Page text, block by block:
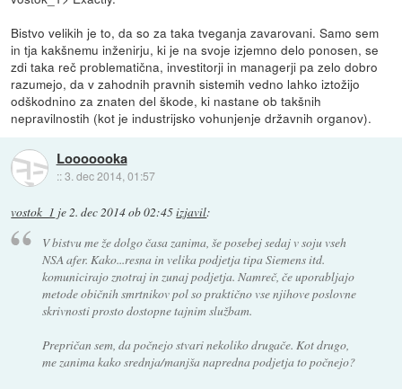
Bistvo velikih je to, da so za taka tveganja zavarovani. Samo sem
in tja kakšnemu inženirju, ki je na svoje izjemno delo ponosen, se
zdi taka reč problematična, investitorji in managerji pa zelo dobro
razumejo, da v zahodnih pravnih sistemih vedno lahko iztožijo
odškodnino za znaten del škode, ki nastane ob takšnih
nepravilnostih (kot je industrijsko vohunjenje državnih organov).
Looooooka
::3. dec 2014, 01:57
vostok_1 je2. dec 2014 ob 02:45izjavil:
V bistvu me že dolgo časa zanima, še posebej sedaj v soju vseh
NSA afer. Kako...resna in velika podjetja tipa Siemens itd.
komunicirajo znotraj in zunaj podjetja. Namreč, če uporabljajo
metode običnih smrtnikov pol so praktično vse njihove poslovne
skrivnosti prosto dostopne tajnim službam.
Prepričan sem, da počnejo stvari nekoliko drugače. Kot drugo,
me zanima kako srednja/manjša napredna podjetja to počnejo?